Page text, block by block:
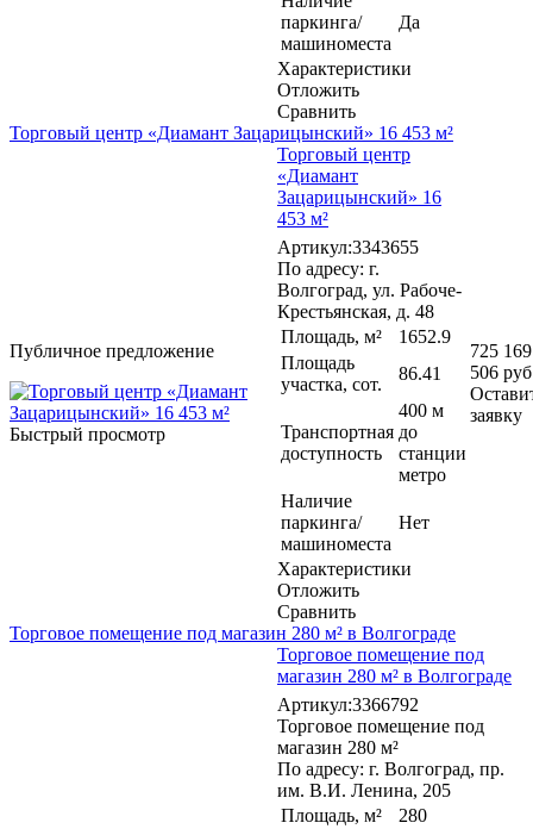
паркинга/
машиноместа
Да
Характеристики
Отложить
Сравнить
Торговый центр «Диамант Зацарицынский» 16 453 м²
Публичное предложение
Быстрый просмотр
Торговый центр
«Диамант
Зацарицынский» 16
453 м²
Артикул:3343655
По адресу: г.
Волгоград, ул. Рабоче-
Крестьянская, д. 48
Площадь, м²
1652.9
Площадь
участка, сот.
86.41
Транспортная
доступность
400 м
до
станции
метро
Наличие
паркинга/
машиноместа
Нет
Характеристики
Отложить
Сравнить
725 169
506
заявку
Торговое помещение под магазин 280 м² в Волгограде
Торговое помещение под
магазин 280 м² в Волгограде
Артикул:3366792
Торговое помещение под
магазин 280 м²
По адресу: г. Волгоград, пр.
им. В.И. Ленина, 205
Площадь, м²
280